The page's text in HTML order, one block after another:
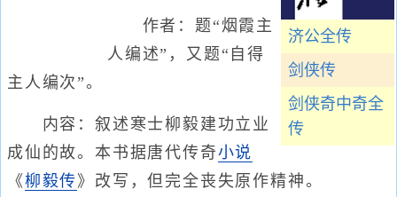
济公全传
剑侠传
剑侠奇中奇全
传
作者：题“烟霞主
人编述”，又题“自得
主人编次”。
内容：叙述寒士柳毅建功立业
成仙的故。本书据唐代传奇小说
《柳毅传》改写，但完全丧失原作精神。